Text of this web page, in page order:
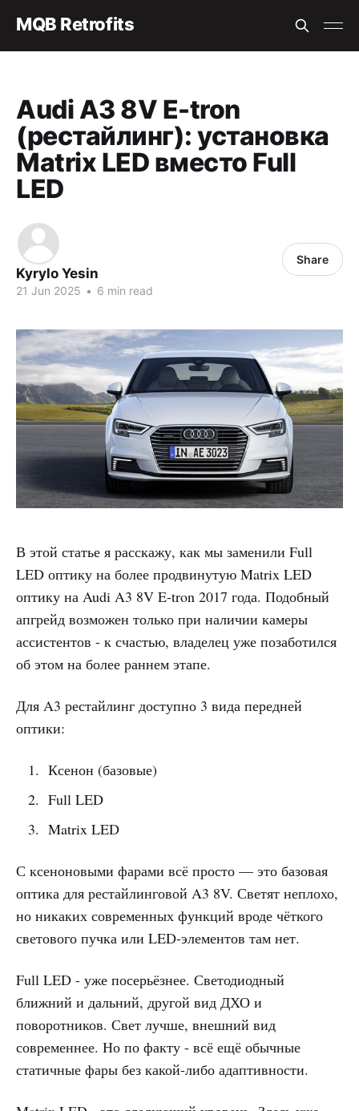
MQB Retrofits
Audi A3 8V E-tron
(рестайлинг): установка
Matrix LED вместо Full
LED
Kyrylo Yesin
21 Jun 2025 • 6 min read
Share
В этой статье я расскажу, как мы заменили Full
LED оптику на более продвинутую Matrix LED
оптику на Audi A3 8V E-tron 2017 года. Подобный
апгрейд возможен только при наличии камеры
ассистентов - к счастью, владелец уже позаботился
об этом на более раннем этапе.
Для A3 рестайлинг доступно 3 вида передней
оптики:
Ксенон (базовые)
Full LED
Matrix LED
С ксеноновыми фарами всё просто — это базовая
оптика для рестайлинговой A3 8V. Светят неплохо,
но никаких современных функций вроде чёткого
светового пучка или LED-элементов там нет.
Full LED - уже посерьёзнее. Светодиодный
ближний и дальний, другой вид ДХО и
поворотников. Свет лучше, внешний вид
современнее. Но по факту - всё ещё обычные
статичные фары без какой-либо адаптивности.